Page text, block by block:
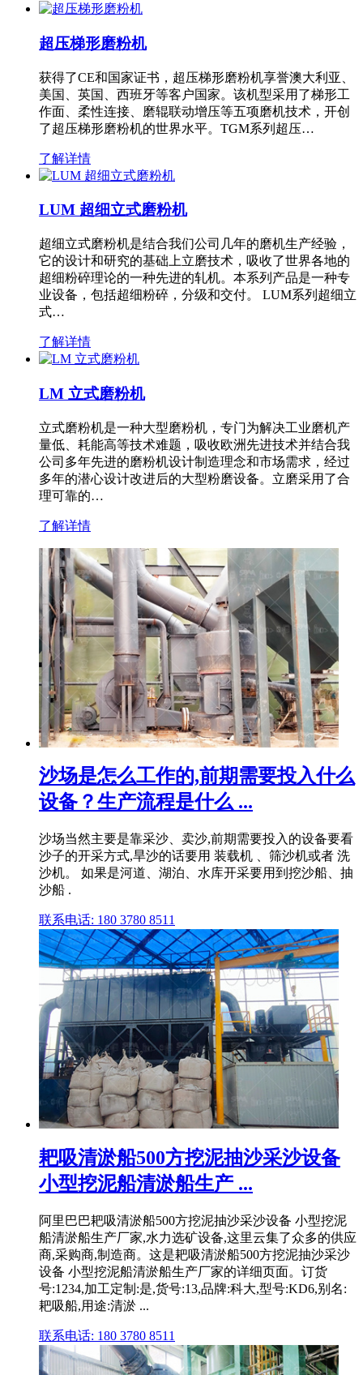
超压梯形磨粉机
获得了CE和国家证书，超压梯形磨粉机享誉澳大利亚、
美国、英国、西班牙等客户国家。该机型采用了梯形工
作面、柔性连接、磨辊联动增压等五项磨机技术，开创
了超压梯形磨粉机的世界水平。TGM系列超压…
了解详情
LUM 超细立式磨粉机
超细立式磨粉机是结合我们公司几年的磨机生产经验，
它的设计和研究的基础上立磨技术，吸收了世界各地的
超细粉碎理论的一种先进的轧机。本系列产品是一种专
业设备，包括超细粉碎，分级和交付。 LUM系列超细立
式…
了解详情
LM 立式磨粉机
立式磨粉机是一种大型磨粉机，专门为解决工业磨机产
量低、耗能高等技术难题，吸收欧洲先进技术并结合我
公司多年先进的磨粉机设计制造理念和市场需求，经过
多年的潜心设计改进后的大型粉磨设备。立磨采用了合
理可靠的…
了解详情
沙场是怎么工作的,前期需要投入什么
设备？生产流程是什么 ...
沙场当然主要是靠采沙、卖沙,前期需要投入的设备要看
沙子的开采方式,旱沙的话要用 装载机 、筛沙机或者 洗
沙机。 如果是河道、湖泊、水库开采要用到挖沙船、抽
沙船 .
联系电话: 180 3780 8511
耙吸清淤船500方挖泥抽沙采沙设备
小型挖泥船清淤船生产 ...
阿里巴巴耙吸清淤船500方挖泥抽沙采沙设备 小型挖泥
船清淤船生产厂家,水力选矿设备,这里云集了众多的供应
商,采购商,制造商。这是耙吸清淤船500方挖泥抽沙采沙
设备 小型挖泥船清淤船生产厂家的详细页面。订货
号:1234,加工定制:是,货号:13,品牌:科大,型号:KD6,别名:
耙吸船,用途:清淤 ...
联系电话: 180 3780 8511